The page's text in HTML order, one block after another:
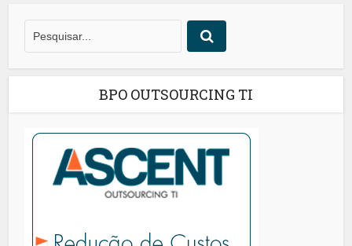
BPO OUTSOURCING TI